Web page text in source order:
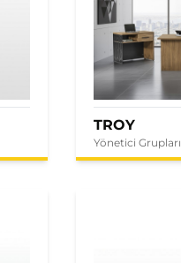
TROY
Yönetici Grupları